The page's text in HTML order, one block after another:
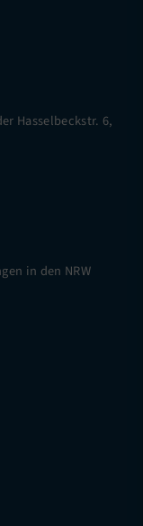
Hasselbeckstr. 6,
in den NRW